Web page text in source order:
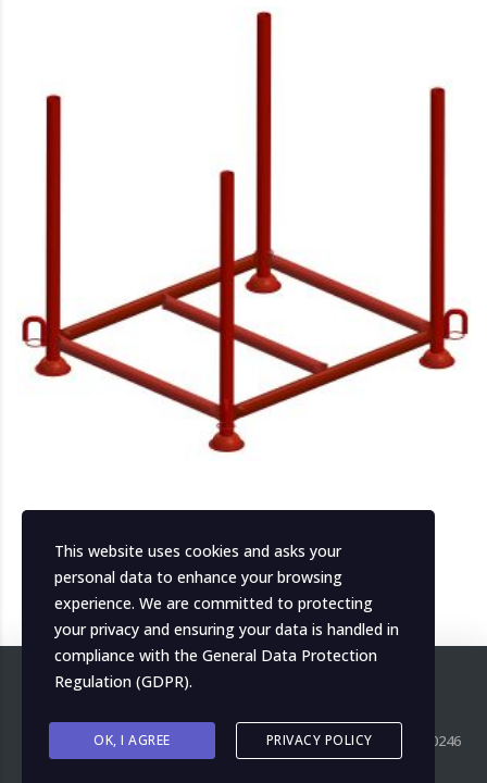
VERNICIATO MIS INT 82 X 96
Copyright ©2026MH Italia. All right reserved. P.IVA IT04139000246
This website uses cookies and asks your
personal data to enhance your browsing
experience. We are committed to protecting
your privacy and ensuring your data is handled in
compliance with the General Data Protection
Regulation (GDPR).
OK, I AGREE PRIVACY POLICY